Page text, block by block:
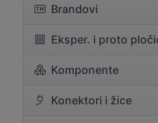
Brandovi
Eksper. i proto
Komponente
Konektori i žice